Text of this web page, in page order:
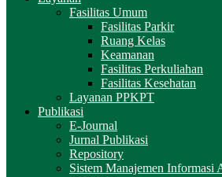
Fasilitas Umum
Fasilitas Parkir
Ruang Kelas
Keamanan
Fasilitas Perkuliahan
Fasilitas Kesehatan
Layanan PPKPT
Publikasi
E-Journal
Jurnal Publikasi
Repository
Sistem Manajemen Informasi